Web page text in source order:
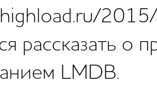
рассказать
LMDB.